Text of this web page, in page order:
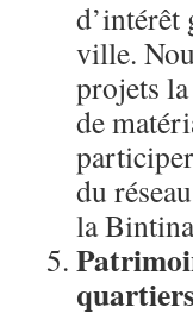
d’intérêt
ville.
projets
de
du
la